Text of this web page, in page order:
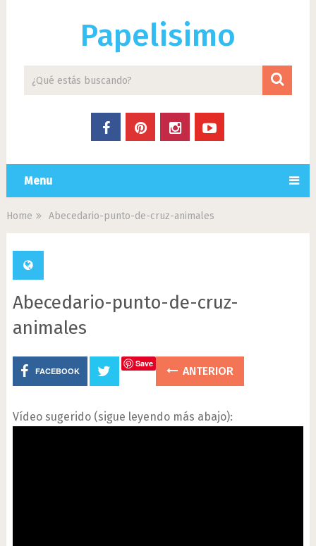
Papelisimo
Menu
Home Abecedario-punto-de-cruz-animales
Abecedario-punto-de-cruz-
animales
FACEBOOK
Save
ANTERIOR
Vídeo sugerido (sigue leyendo más abajo):